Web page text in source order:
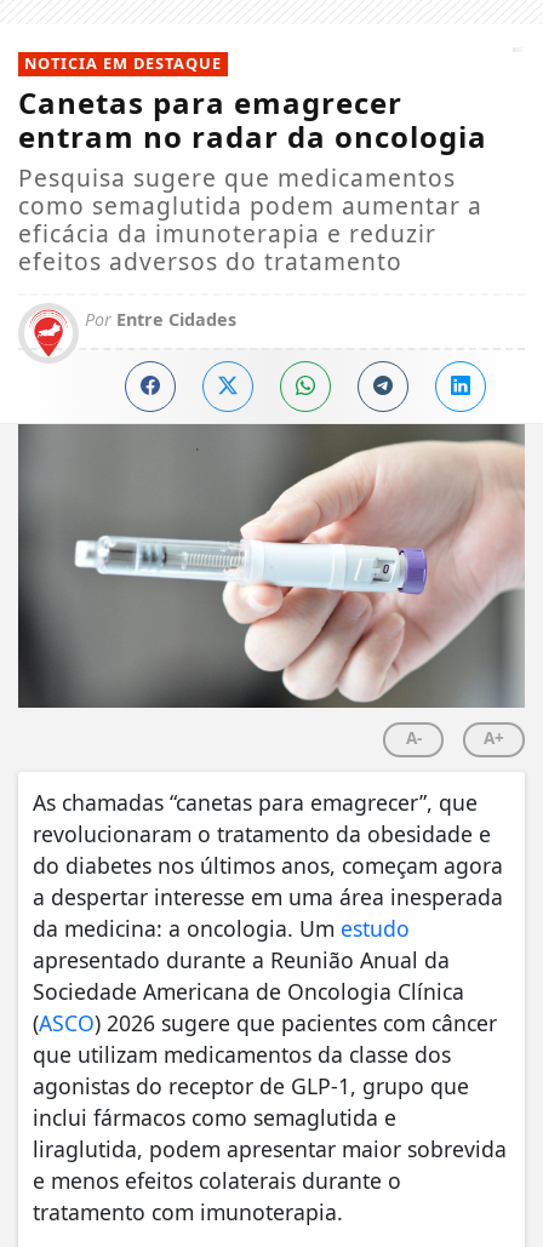
NOTICIA EM DESTAQUE
Canetas para emagrecer
entram no radar da oncologia
Pesquisa sugere que medicamentos
como semaglutida podem aumentar a
eficácia da imunoterapia e reduzir
efeitos adversos do tratamento
Por Entre Cidades
A- A+
As chamadas “canetas para emagrecer”, que
revolucionaram o tratamento da obesidade e
do diabetes nos últimos anos, começam agora
a despertar interesse em uma área inesperada
da medicina: a oncologia. Um estudo
apresentado durante a Reunião Anual da
Sociedade Americana de Oncologia Clínica
(ASCO) 2026 sugere que pacientes com câncer
que utilizam medicamentos da classe dos
agonistas do receptor de GLP-1, grupo que
inclui fármacos como semaglutida e
liraglutida, podem apresentar maior sobrevida
e menos efeitos colaterais durante o
tratamento com imunoterapia.